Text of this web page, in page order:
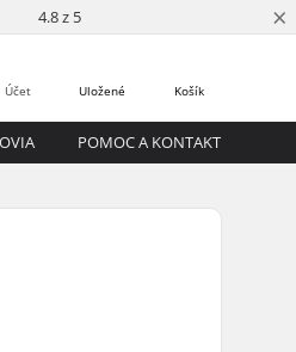
4.8 z 5 ×
Košík
Uložené
Účet
POMOC A KONTAKT